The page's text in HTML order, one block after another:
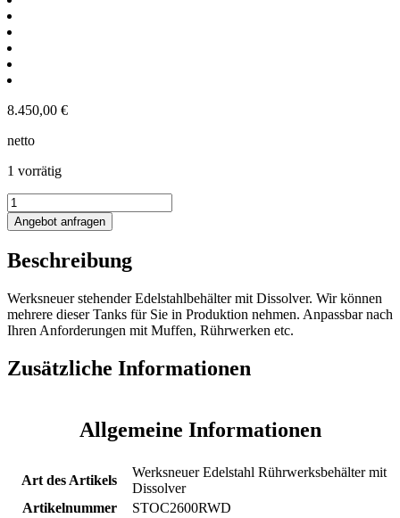
8.450,00 €
netto
1 vorrätig
2600L
Rührwerksbehälter
mit
Menge
Angebot anfragen
Beschreibung
Werksneuer stehender Edelstahlbehälter mit Dissolver. Wir können
mehrere dieser Tanks für Sie in Produktion nehmen. Anpassbar nach
Ihren Anforderungen mit Muffen, Rührwerken etc.
Zusätzliche Informationen
Allgemeine Informationen
Art des Artikels
Werksneuer Edelstahl Rührwerksbehälter mit
Dissolver
Artikelnummer
STOC2600RWD